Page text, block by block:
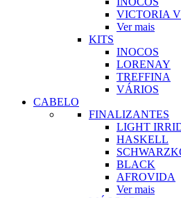
VICTORIA
Ver mais
KITS
INOCOS
LORENAY
TREFFINA
VÁRIOS
CABELO
FINALIZANTES
LIGHT
HASKELL
BLACK
AFROVIDA
Ver mais